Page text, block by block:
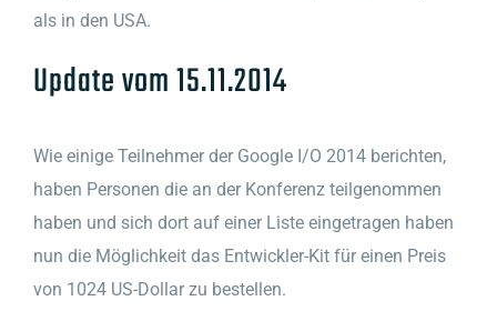
als in den USA.
Update vom 15.11.2014
Wie einige Teilnehmer der Google I/O 2014 berichten,
haben Personen die an der Konferenz teilgenommen
haben und sich dort auf einer Liste eingetragen haben
nun die Möglichkeit das Entwickler-Kit für einen Preis
von 1024 US-Dollar zu bestellen.